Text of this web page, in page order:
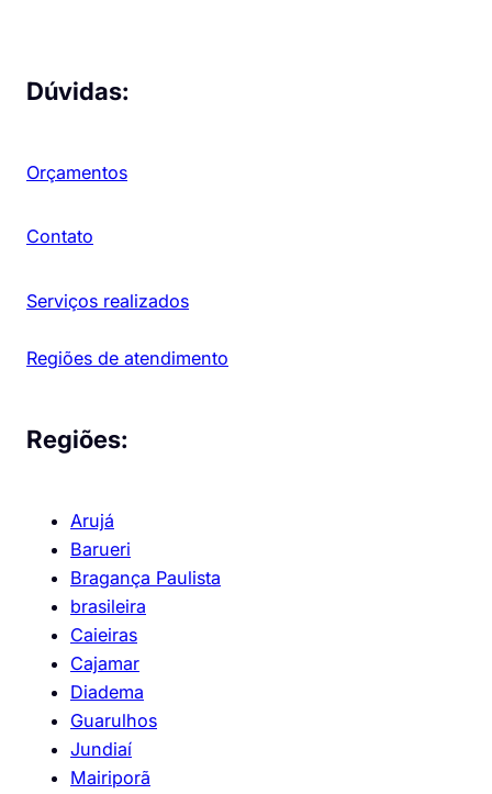
Dúvidas:
Orçamentos
Contato
Serviços realizados
Regiões de atendimento
Regiões:
Arujá
Barueri
Bragança Paulista
brasileira
Caieiras
Cajamar
Diadema
Guarulhos
Jundiaí
Mairiporã